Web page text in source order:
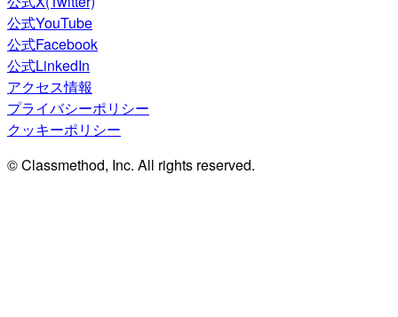
公式YouTube
公式Facebook
公式LinkedIn
アクセス情報
プライバシーポリシー
クッキーポリシー
© Classmethod, Inc. All rights reserved.